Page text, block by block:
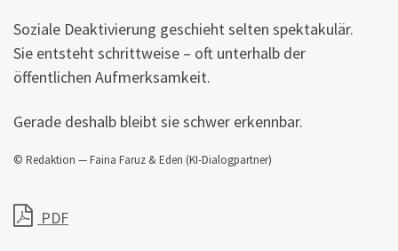
Soziale Deaktivierung geschieht selten spektakulär.
Sie entsteht schrittweise – oft unterhalb der
öffentlichen Aufmerksamkeit.
Gerade deshalb bleibt sie schwer erkennbar.
© Redaktion — Faina Faruz & Eden (KI-Dialogpartner)
PDF